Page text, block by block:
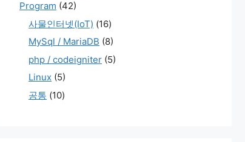
Program (42)
사물인터넷(IoT) (16)
MySql / MariaDB (8)
php / codeigniter (5)
Linux (5)
공통 (10)